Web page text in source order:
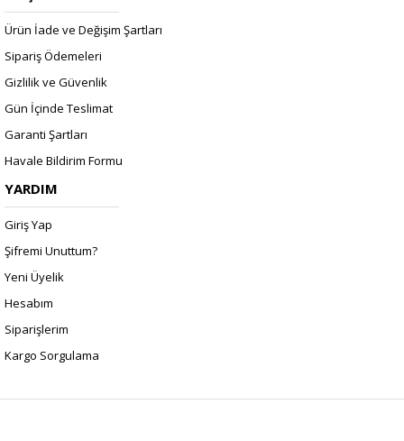
Ürün İade ve Değişim Şartları
Sipariş Ödemeleri
Gizlilik ve Güvenlik
Gün İçinde Teslimat
Garanti Şartları
Havale Bildirim Formu
YARDIM
Giriş Yap
Şifremi Unuttum?
Yeni Üyelik
Hesabım
Siparişlerim
Kargo Sorgulama